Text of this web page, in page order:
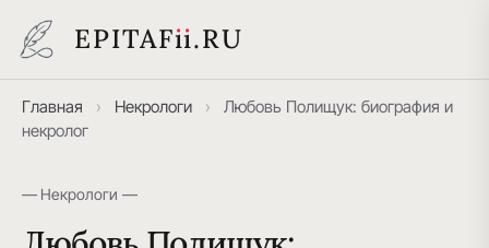
EPITAFii.RU
Главная › Некрологи ›
Любовь Полищук: биография и
некролог
— Некрологи —